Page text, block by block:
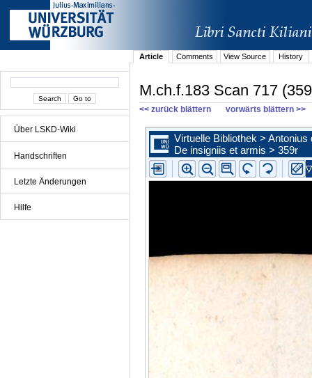
Über LSKD-Wiki
Handschriften
Letzte Änderungen
Hilfe
Article Comments View Source History
M.ch.f.183 Scan 717
<< zurück blättern vorwärts blättern >>